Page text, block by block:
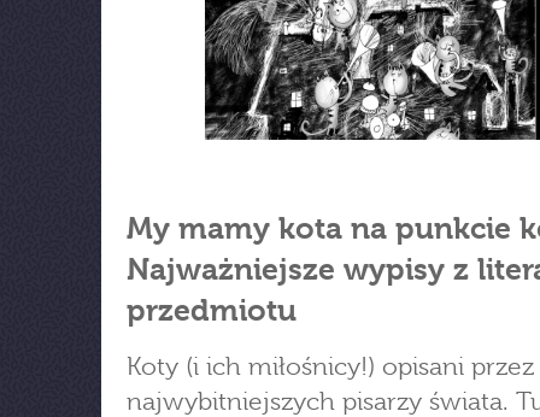
My mamy kota na punkcie
Najważniejsze wypisy z
przedmiotu
Koty (i ich miłośnicy!) opisani przez
najwybitniejszych pisarzy świata.